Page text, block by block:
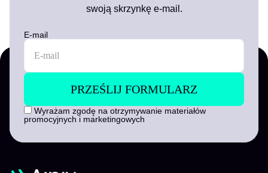
swoją skrzynkę e-mail.
E-mail
Wyrażam zgodę na otrzymywanie materiałów
promocyjnych i marketingowych